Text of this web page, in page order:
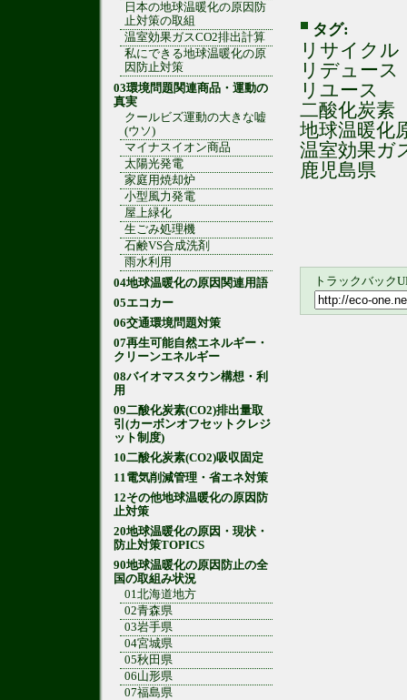
タグ:
リサイクル
リデュース
リユース
二酸化炭素
地球温暖化
温室効果ガ
鹿児島県
トラックバック
日本の地球温暖化の原因防
止対策の取組
温室効果ガスCO2排出計算
私にできる地球温暖化の原
因防止対策
03環境問題関連商品・運動の
真実
クールビズ運動の大きな嘘
(ウソ)
マイナスイオン商品
太陽光発電
家庭用焼却炉
小型風力発電
屋上緑化
生ごみ処理機
石鹸VS合成洗剤
雨水利用
04地球温暖化の原因関連用語
05エコカー
06交通環境問題対策
07再生可能自然エネルギー・
クリーンエネルギー
08バイオマスタウン構想・利
用
09二酸化炭素(CO2)排出量取
引(カーボンオフセットクレジ
ット制度)
10二酸化炭素(CO2)吸収固定
11電気削減管理・省エネ対策
12その他地球温暖化の原因防
止対策
20地球温暖化の原因・現状・
防止対策TOPICS
90地球温暖化の原因防止の全
国の取組み状況
01北海道地方
02青森県
03岩手県
04宮城県
05秋田県
06山形県
07福島県